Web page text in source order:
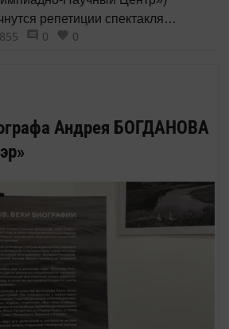
Андрея БОГДАНОВА
работы.
репетиции спектакля
ТЮЗа «Барышня-
855 0 0